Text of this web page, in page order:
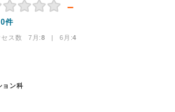
－
0件
セス数 7月:8 | 6月:4
ョン科